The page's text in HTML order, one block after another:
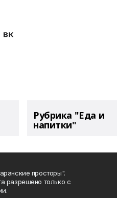
Рубрика "Еда и
напитки"
просторы".
разрешено только с